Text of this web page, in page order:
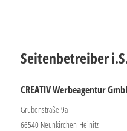
CREATIV Werbeagentur
Grubenstraße 9a
66540 Neunkirchen-Heinitz
Seitenbetreiber